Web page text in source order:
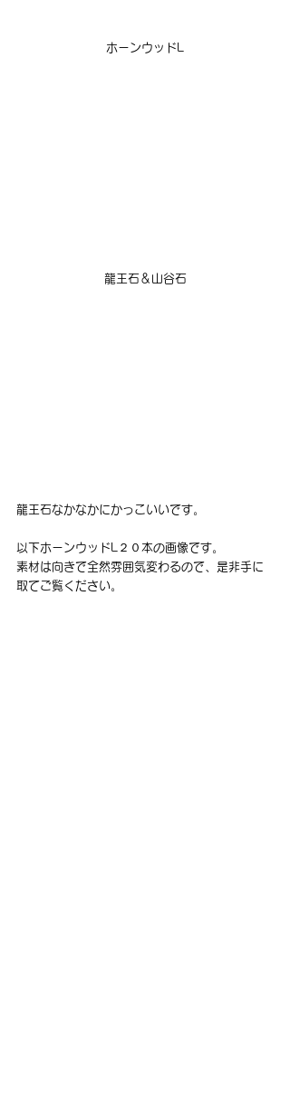
ホーンウッドL
龍王石＆山谷石
龍王石なかなかにかっこいいです。
以下ホーンウッドL２０本の画像です。
素材は向きで全然雰囲気変わるので、是非手に
取てご覧ください。